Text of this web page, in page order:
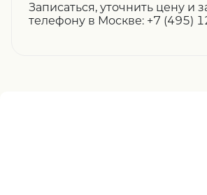
Записаться, уточнить цену
телефону в Москве: +7 (495)